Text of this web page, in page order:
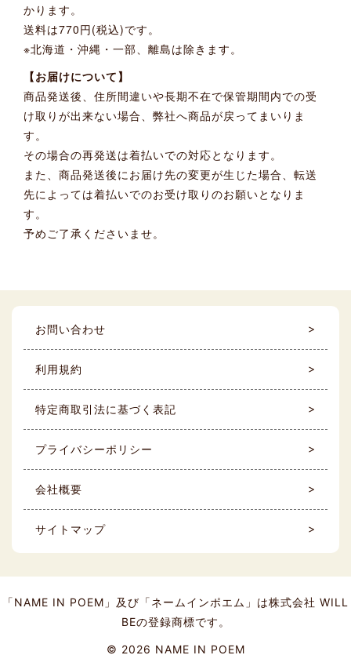
かります。
送料は770円(税込)です。
※北海道・沖縄・一部、離島は除きます。
【お届けについて】
商品発送後、住所間違いや長期不在で保管期間内での受
け取りが出来ない場合、弊社へ商品が戻ってまいりま
す。
その場合の再発送は着払いでの対応となります。
また、商品発送後にお届け先の変更が生じた場合、転送
先によっては着払いでのお受け取りのお願いとなりま
す。
予めご了承くださいませ。
お問い合わせ
利用規約
特定商取引法に基づく表記
プライバシーポリシー
会社概要
サイトマップ
「NAME IN POEM」及び「ネームインポエム」は株式会社 WILL
BEの登録商標です。
© 2026 NAME IN POEM